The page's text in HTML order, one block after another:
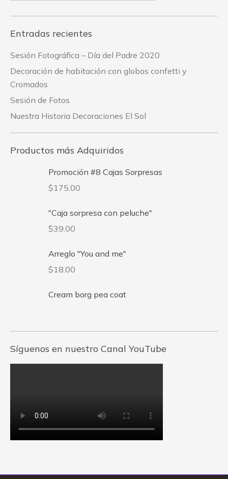
Entradas recientes
Sesión Fotográfica – Día del Padre 2020
Decoración de habitación con globos confetti y
Cromados
Sesión de Fotos
Nuestra Historia Decoraciones El Sol
Productos más Adquiridos
Promoción #8 Cajas Sorpresas
$175.00
"Caja sorpresa con peluche"
$39.00
Arreglo "You and me"
$18.00
Сream borg pea coat
Síguenos en nuestro Canal YouTube